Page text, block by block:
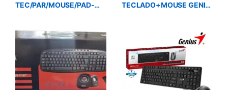
TEC/PAR/MOUSE/PAD-M ALTEK KIT 4EN1 TECLADO+MOUSE GENIUS KM-8216S WIRELESS AI COPILOT SILENCE 2.4 GHZ